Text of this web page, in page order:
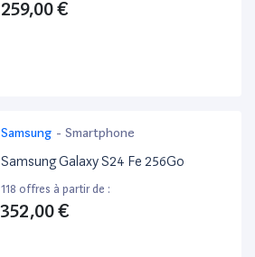
259,00 €
Samsung - Smartphone
Samsung Galaxy S24 Fe 256Go
118 offres à partir de :
352,00 €